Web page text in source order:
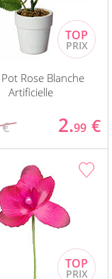
Rose Blanche
Artificielle
€ 2.99 €